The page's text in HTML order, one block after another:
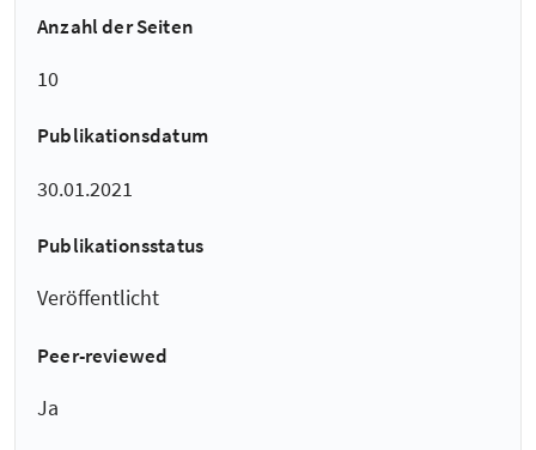
Anzahl der Seiten
10
Publikationsdatum
30.01.2021
Publikationsstatus
Veröffentlicht
Peer-reviewed
Ja